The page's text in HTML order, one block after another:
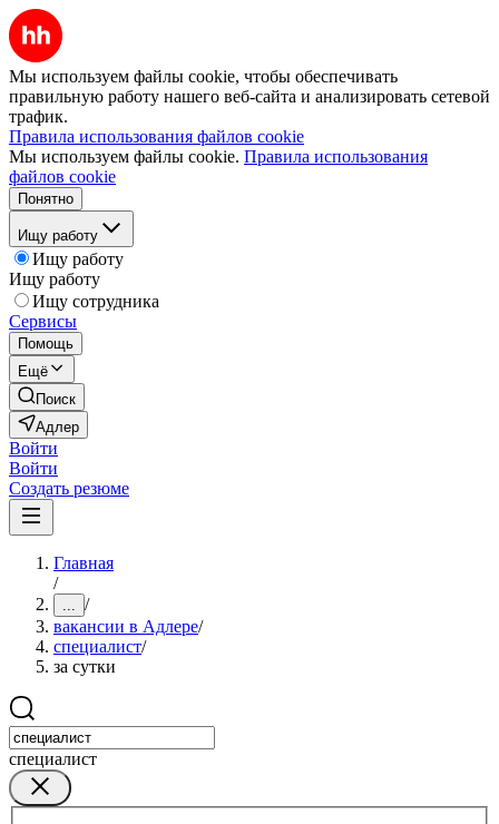
Мы используем файлы cookie, чтобы обеспечивать
правильную работу нашего веб-сайта и анализировать сетевой
трафик.
Правила использования файлов cookie
Мы используем файлы cookie. Правила использования
файлов cookie
Понятно
Ищу работу
Ищу работу
Ищу работу
Ищу сотрудника
Сервисы
Помощь
Ещё
Поиск
Адлер
Войти
Войти
Создать резюме
Главная
/
... /
вакансии в Адлере/
специалист/
за сутки
специалист